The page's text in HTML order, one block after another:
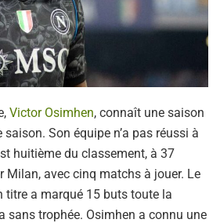
Victor Osimhen, connaît une saison
Son équipe n’a pas réussi à
huitième du classement, à 37
Milan, avec cinq matchs à jouer. Le
titre a marqué 15 buts toute la
sans trophée. Osimhen a connu une